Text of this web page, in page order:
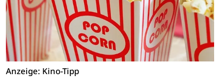
Anzeige: Kino-Tipp